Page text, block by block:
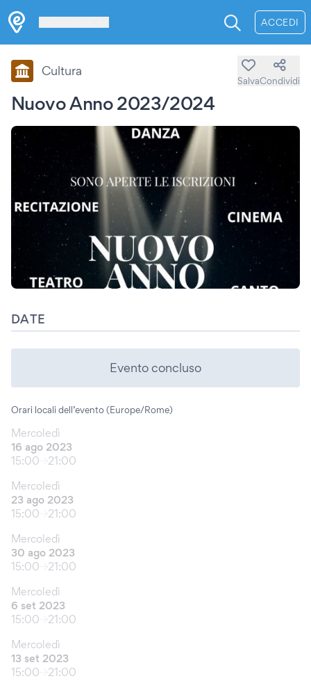
ACCEDI
Nuovo Anno 2023/2024
Cultura
SalvaCondividi
DATE
Evento concluso
Orari locali dell’evento (Europe/Rome)
Mercoledì
16 ago 2023
15:00
21:00
Mercoledì
23 ago 2023
15:00
21:00
Mercoledì
30 ago 2023
15:00
21:00
Mercoledì
6 set 2023
15:00
21:00
Mercoledì
13 set 2023
15:00
21:00